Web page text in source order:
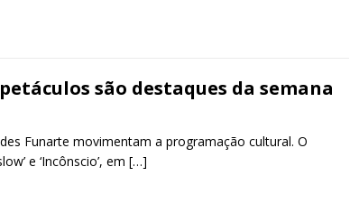
são destaques da semana
Funarte movimentam a programação cultural. O
e ‘Incônscio’, em […]